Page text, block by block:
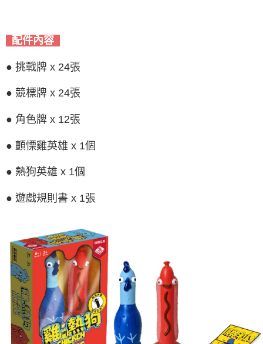
配件內容
● 挑戰牌 x 24張
● 競標牌 x 24張
● 角色牌 x 12張
● 顫慄雞英雄 x 1個
● 熱狗英雄 x 1個
● 遊戲規則書 x 1張